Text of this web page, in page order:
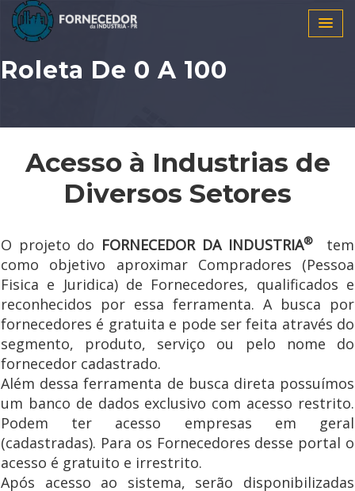
Roleta De 0 A 100
Acesso à Industrias de
Diversos Setores
O projeto do FORNECEDOR DA INDUSTRIA®tem
como objetivo aproximar Compradores (Pessoa
Fisica e Juridica) de Fornecedores, qualificados e
reconhecidos por essa ferramenta. A busca por
fornecedores é gratuita e pode ser feita através do
segmento, produto, serviço ou pelo nome do
fornecedor cadastrado.
Além dessa ferramenta de busca direta possuímos
um banco de dados exclusivo com acesso restrito.
Podem ter acesso empresas em geral
(cadastradas). Para os Fornecedores desse portal o
acesso é gratuito e irrestrito.
Após acesso ao sistema, serão disponibilizadas